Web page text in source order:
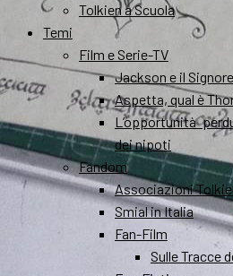
Tolkien a Scuola
Temi
Film e Serie-TV
Jackson e il
Aspetta, qual è
L’opportunità
dei nipoti
Fandom
Associazioni
Smial in Italia
Fan-Film
Sulle Tracce